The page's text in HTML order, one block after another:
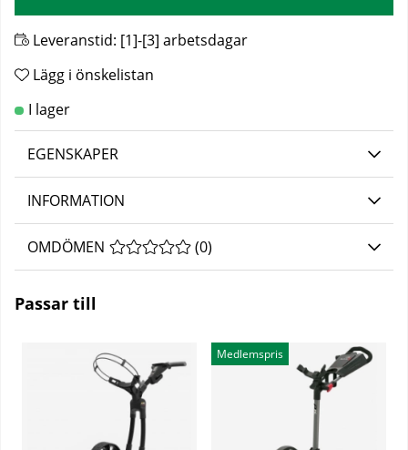
Leveranstid: [1]-[3] arbetsdagar
Lägg i önskelistan
EGENSKAPER
INFORMATION
OMDÖMEN MEDELBETYG 0 AV 5 ANTAL BETYG 0
(0)
Passar till
Medlemspris